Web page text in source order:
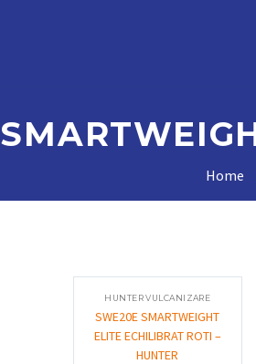
Home
HUNTER VULCANIZARE
SWE20E SMARTWEIGHT
ELITE ECHILIBRAT ROTI –
HUNTER